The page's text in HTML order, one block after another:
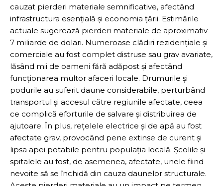
cauzat pierderi materiale semnificative, afectând
infrastructura esențială și economia țării. Estimările
actuale sugerează pierderi materiale de aproximativ
7 miliarde de dolari. Numeroase clădiri rezidențiale și
comerciale au fost complet distruse sau grav avariate,
lăsând mii de oameni fără adăpost și afectând
funcționarea multor afaceri locale. Drumurile și
podurile au suferit daune considerabile, perturbând
transportul și accesul către regiunile afectate, ceea
ce complică eforturile de salvare și distribuirea de
ajutoare. În plus, rețelele electrice și de apă au fost
afectate grav, provocând pene extinse de curent și
lipsa apei potabile pentru populația locală. Școlile și
spitalele au fost, de asemenea, afectate, unele fiind
nevoite să se închidă din cauza daunelor structurale.